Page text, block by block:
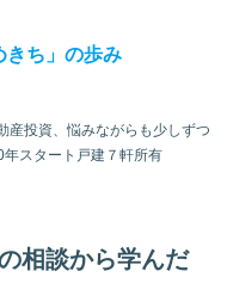
きち」の歩み
産投資、悩みながらも少しずつ
スタート戸建７軒所有
相談から学んだ